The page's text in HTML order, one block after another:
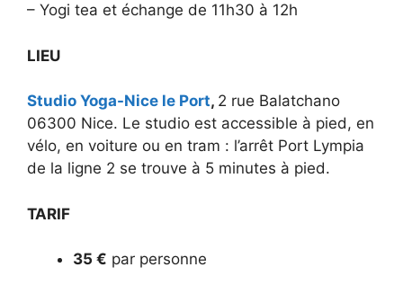
– Yogi tea et échange de 11h30 à 12h
LIEU
Studio Yoga-Nice le Port, 2 rue Balatchano
06300 Nice. Le studio est accessible à pied, en
vélo, en voiture ou en tram : l’arrêt Port Lympia
de la ligne 2 se trouve à 5 minutes à pied.
TARIF
35 € par personne